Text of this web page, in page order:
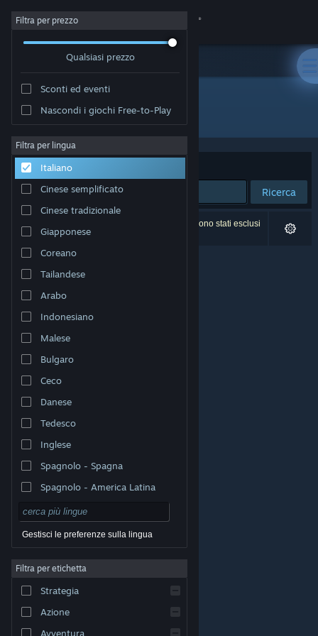
Accedi
Informazioni
Assistenza
Cambia la lingua
Ottieni l'app mobile di Steam
Visualizza il sito web per desktop
appartengono ai rispettivi proprietari negli Stati Uniti e
legali|
Steam| Rimborsi|
Filtra per prezzo
Qualsiasi prezzo
Sconti ed eventi
Nascondi i giochi Free-to-Play
Filtra per lingua
Italiano
Cinese semplificato
Cinese tradizionale
Giapponese
Coreano
Tailandese
Arabo
Indonesiano
Malese
Bulgaro
Ceco
Danese
Tedesco
Inglese
Spagnolo - Spagna
Spagnolo - America Latina
Gestisci le preferenze sulla lingua
Filtra per etichetta
Strategia
Azione
Avventura
Sviluppatore: Glitchr Studio
Ordina per Rilevanza
Ricerca
0 risultati corrispondono alla tua ricerca. 4 titoli sono stati esclusi
in base alle tue preferenze.